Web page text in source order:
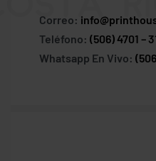
Correo:
Teléfono: (506) 4701 –
Whatsapp En Vivo: